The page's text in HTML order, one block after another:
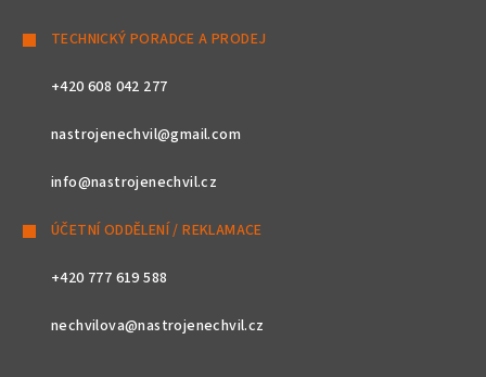
TECHNICKÝ PORADCE A PRODEJ
+420 608 042 277
nastrojenechvil@gmail.com
info@nastrojenechvil.cz
ÚČETNÍ ODDĚLENÍ / REKLAMACE
+420 777 619 588
nechvilova@nastrojenechvil.cz